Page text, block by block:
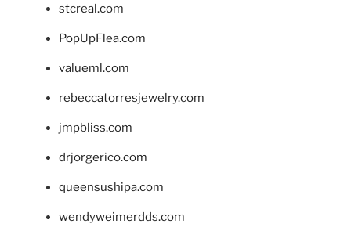
stcreal.com
PopUpFlea.com
valueml.com
rebeccatorresjewelry.com
jmpbliss.com
drjorgerico.com
queensushipa.com
wendyweimerdds.com